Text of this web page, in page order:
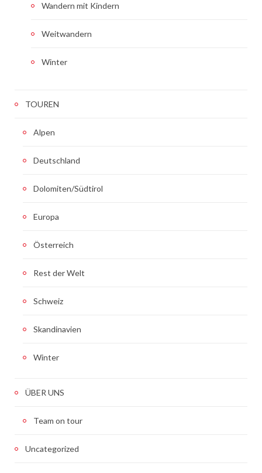
Wandern mit Kindern
Weitwandern
Winter
TOUREN
Alpen
Deutschland
Dolomiten/Südtirol
Europa
Österreich
Rest der Welt
Schweiz
Skandinavien
Winter
ÜBER UNS
Team on tour
Uncategorized